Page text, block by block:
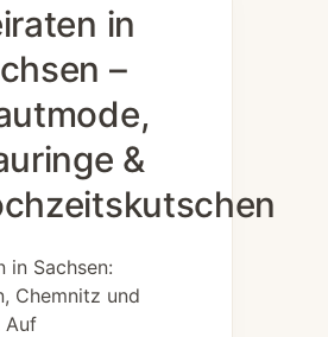
in
–
&
in Sachsen:
Chemnitz und
Auf